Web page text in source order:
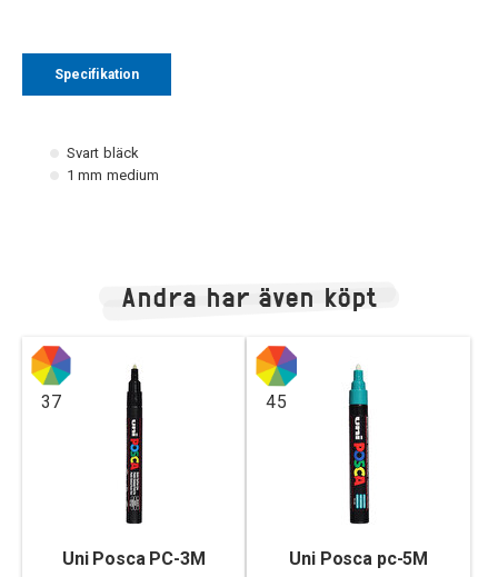
Specifikation
Svart bläck
1 mm medium
Andra har även köpt
37
Uni Posca PC-3M
45
Uni Posca pc-5M